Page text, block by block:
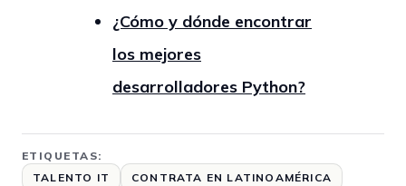
¿Cómo y dónde encontrar
los mejores
desarrolladores Python?
ETIQUETAS:
TALENTO IT
CONTRATA EN LATINOAMÉRICA